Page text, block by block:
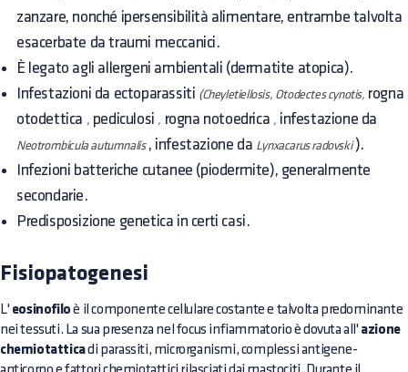
zanzare, nonché ipersensibilità alimentare, entrambe talvolta
esacerbate da traumi meccanici.
È legato agli allergeni ambientali (dermatite atopica).
Infestazioni da ectoparassiti (Cheyletiellosis, Otodectes cynotis, rogna
otodettica
pediculosi rogna notoedrica infestazione da
Neotrombicula autumnalis, infestazione da Lynxacarus radovski).
Infezioni batteriche cutanee (piodermite), generalmente
secondarie.
Predisposizione genetica in certi casi.
Fisiopatogenesi
L' eosinofilo è il componente cellulare costante e talvolta predominante
nei tessuti. La sua presenza nel focus infiammatorio è dovuta all' azione
chemiotatticadi parassiti, microrganismi, complessi antigene-